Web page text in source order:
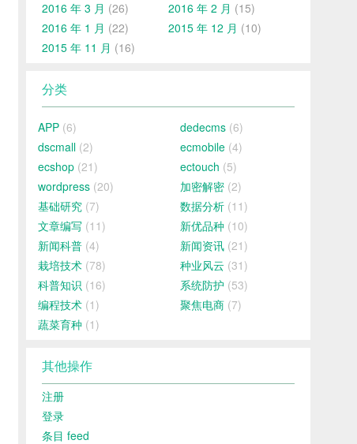
2016 年 3 月 (26) 2016 年 2 月 (15)
2016 年 1 月 (22) 2015 年 12 月 (10)
2015 年 11 月 (16)
分类
APP (6) dedecms (6)
dscmall (2) ecmobile (4)
ecshop (21) ectouch (5)
wordpress (20) 加密解密 (2)
基础研究 (7) 数据分析 (11)
文章编写 (11) 新优品种 (10)
新闻科普 (4) 新闻资讯 (21)
栽培技术 (78) 种业风云 (31)
科普知识 (16) 系统防护 (53)
编程技术 (1) 聚焦电商 (7)
蔬菜育种 (1)
其他操作
注册
登录
条目 feed